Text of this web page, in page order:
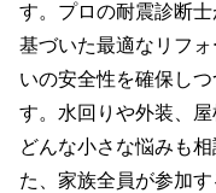
す。プロの耐震診断
基づいた最適なリフ
いの安全性を確保し
す。水回りや外装、
どんな小さな悩みも
た、家族全員が参加